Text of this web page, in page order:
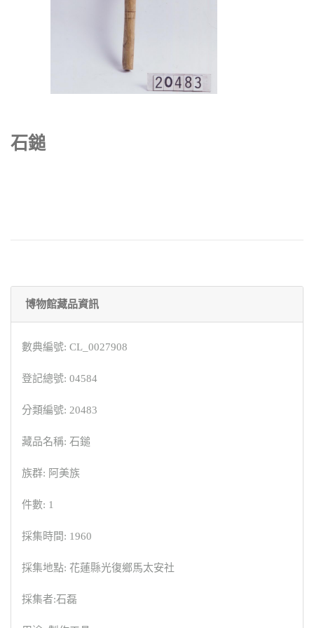
石鎚
博物館藏品資訊
數典編號: CL_0027908
登記總號: 04584
分類編號: 20483
藏品名稱: 石鎚
族群: 阿美族
件數: 1
採集時間: 1960
採集地點: 花蓮縣光復鄉馬太安社
採集者:石磊